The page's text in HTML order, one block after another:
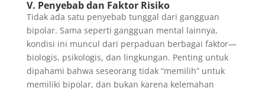
V. Penyebab dan Faktor Risiko
Tidak ada satu penyebab tunggal dari gangguan
bipolar. Sama seperti gangguan mental lainnya,
kondisi ini muncul dari perpaduan berbagai faktor—
biologis, psikologis, dan lingkungan. Penting untuk
dipahami bahwa seseorang tidak “memilih” untuk
memiliki bipolar, dan bukan karena kelemahan